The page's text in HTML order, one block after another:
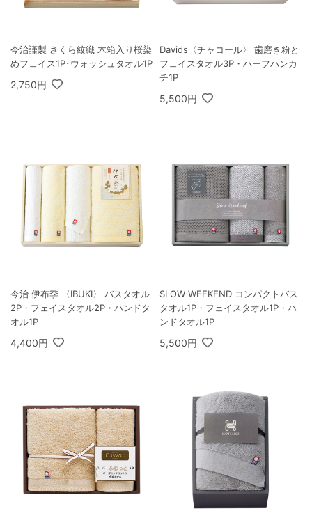
今治謹製 さくら紋織 木箱入り桜染
めフェイス1P･ウォッシュタオル1P
2,750円
Davids〈チャコール〉 歯磨き粉と
フェイスタオル3P・ハーフハンカ
チ1P
5,500円
今治 伊布季 〈IBUKI〉 バスタオル
2P・フェイスタオル2P・ハンドタ
オル1P
4,400円
SLOW WEEKEND コンパクトバス
タオル1P・フェイスタオル1P・ハ
ンドタオル1P
5,500円